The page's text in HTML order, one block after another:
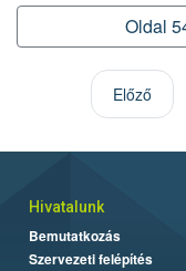
Oldal
Előző
Hivatalunk
Bemutatkozás
Szervezeti felépítés